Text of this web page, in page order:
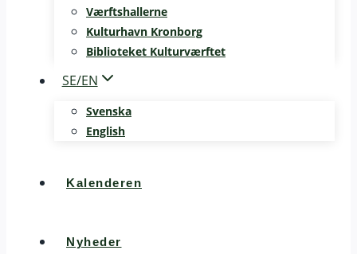
Værftshallerne
Kulturhavn Kronborg
Biblioteket Kulturværftet
SE/EN
Svenska
English
Kalenderen
Nyheder